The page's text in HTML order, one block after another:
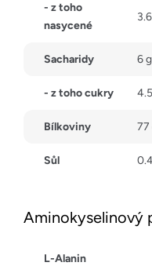
- z toho
nasycené
Sacharidy 6 g
- z toho cukry
Bílkoviny 77
Sůl
Aminokyselinový
L-Alanin